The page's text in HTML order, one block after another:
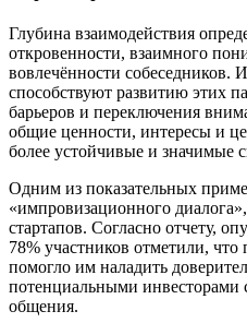
Глубина взаимодействия
откровенности, взаимного
вовлечённости собеседников.
способствуют развитию этих
барьеров и переключения
общие ценности, интересы и
более устойчивые и значимые
Одним из показательных
«импровизационного
стартапов. Согласно отчету,
78% участников отметили,
помогло им наладить
потенциальными инвесторами
общения.